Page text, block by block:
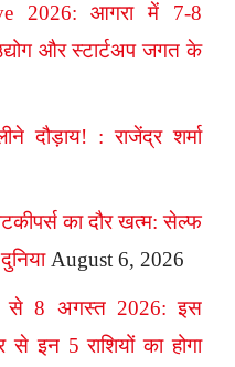
2026: आगरा में 7-8
और स्टार्टअप जगत के
दौड़ाय! : राजेंद्र शर्मा
का दौर खत्म: सेल्फ
August 6, 2026
से 8 अगस्त 2026: इस
इन 5 राशियों का होगा